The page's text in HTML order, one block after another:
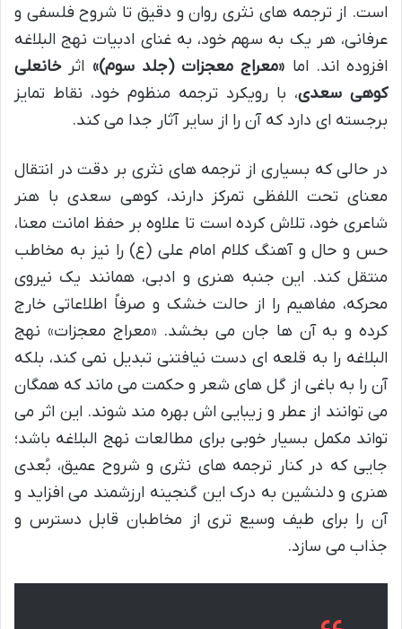
است. از ترجمه های نثری روان و دقیق تا شروح فلسفی و
عرفانی، هر یک به سهم خود، به غنای ادبیات نهج البلاغه
افزوده اند. اما «معراج معجزات (جلد سوم)» اثرخانعلی
کوهی سعدی، با رویکرد ترجمه منظوم خود، نقاط تمایز
برجسته ای دارد که آن را از سایر آثار جدا می کند.
در حالی که بسیاری از ترجمه های نثری بر دقت در انتقال
معنای تحت اللفظی تمرکز دارند، کوهی سعدی با هنر
شاعری خود، تلاش کرده است تا علاوه بر حفظ امانت معنا،
حس و حال و آهنگ کلام امام علی (ع) را نیز به مخاطب
منتقل کند. این جنبه هنری و ادبی، همانند یک نیروی
محرکه، مفاهیم را از حالت خشک و صرفاً اطلاعاتی خارج
کرده و به آن ها جان می بخشد. «معراج معجزات» نهج
البلاغه را به قلعه ای دست نیافتنی تبدیل نمی کند، بلکه
آن را به باغی از گل های شعر و حکمت می ماند که همگان
می توانند از عطر و زیبایی اش بهره مند شوند. این اثر می
تواند مکمل بسیار خوبی برای مطالعات نهج البلاغه باشد؛
جایی که در کنار ترجمه های نثری و شروح عمیق، بُعدی
هنری و دلنشین به درک این گنجینه ارزشمند می افزاید و
آن را برای طیف وسیع تری از مخاطبان قابل دسترس و
جذاب می سازد.